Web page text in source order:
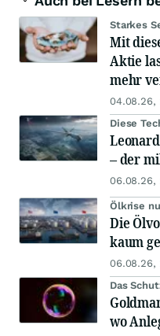
Starkes
Mit
Aktie
mehr
04.08.26,
Diese
– der
06.08.26,
Ölkrise
Die
kaum
06.08.26,
Das
wo